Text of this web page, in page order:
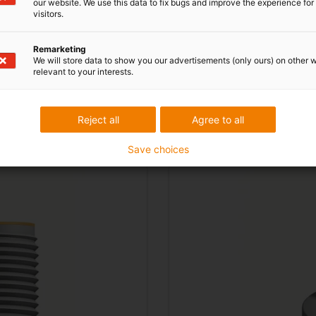
șuruburile de ghidare
our website. We use this data to fix bugs and improve the experience for
visitors.
Remarketing
We will store data to show you our advertisements (only ours) on other
relevant to your interests.
Agree to all
Reject all
Save choices